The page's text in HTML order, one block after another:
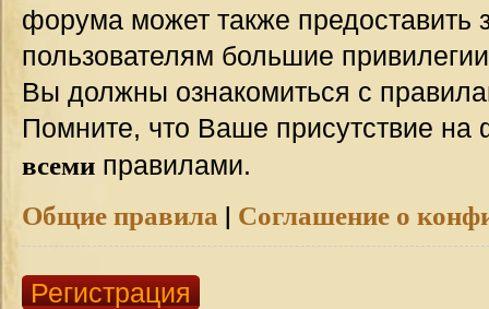
форума может также предоставить
пользователям большие
Вы должны ознакомиться с
Помните, что Ваше присутствие на
всеми правилами.
Общие правила | Соглашение о
Регистрация